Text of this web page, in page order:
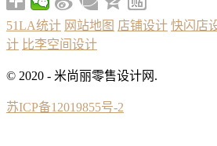
51LA统计 网站地图 店铺设计 快闪店
计 比李空间设计
© 2020 - 米尚丽零售设计网.
苏ICP备12019855号-2